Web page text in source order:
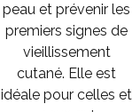
peau et prévenir les
premiers signes de
vieillissement
cutané. Elle est
idéale pour celles et